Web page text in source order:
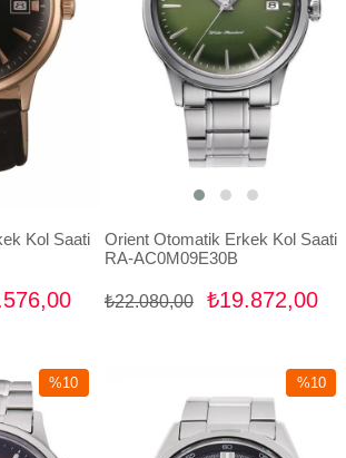
Kol Saati
Orient Otomatik Erkek Kol Saati
RA-AC0M09E30B
₺19.872,00
₺22.080,00
%10
İndirim
%10İndirim
%10